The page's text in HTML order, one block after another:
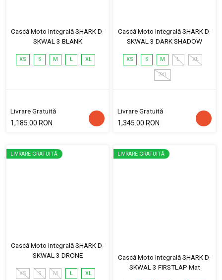
Cască Moto Integrală SHARK D-
SKWAL 3 BLANK
XS S M L XL
Livrare Gratuită
1,185.00 RON
Cască Moto Integrală SHARK D-
SKWAL 3 DARK SHADOW
XS S M L XL
2XL
Livrare Gratuită
1,345.00 RON
LIVRARE GRATUITĂ
Cască Moto Integrală SHARK D-
SKWAL 3 DRONE
XS S M L XL
LIVRARE GRATUITĂ
Cască Moto Integrală SHARK D-
SKWAL 3 FIRSTLAP Mat